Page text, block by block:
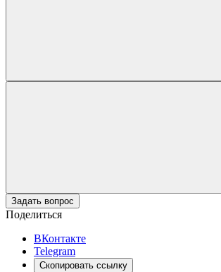
Задать вопрос
Поделиться
ВКонтакте
Telegram
Скопировать ссылку